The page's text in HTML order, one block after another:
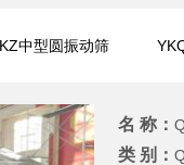
中型圆振动筛
名 称：
类 别：